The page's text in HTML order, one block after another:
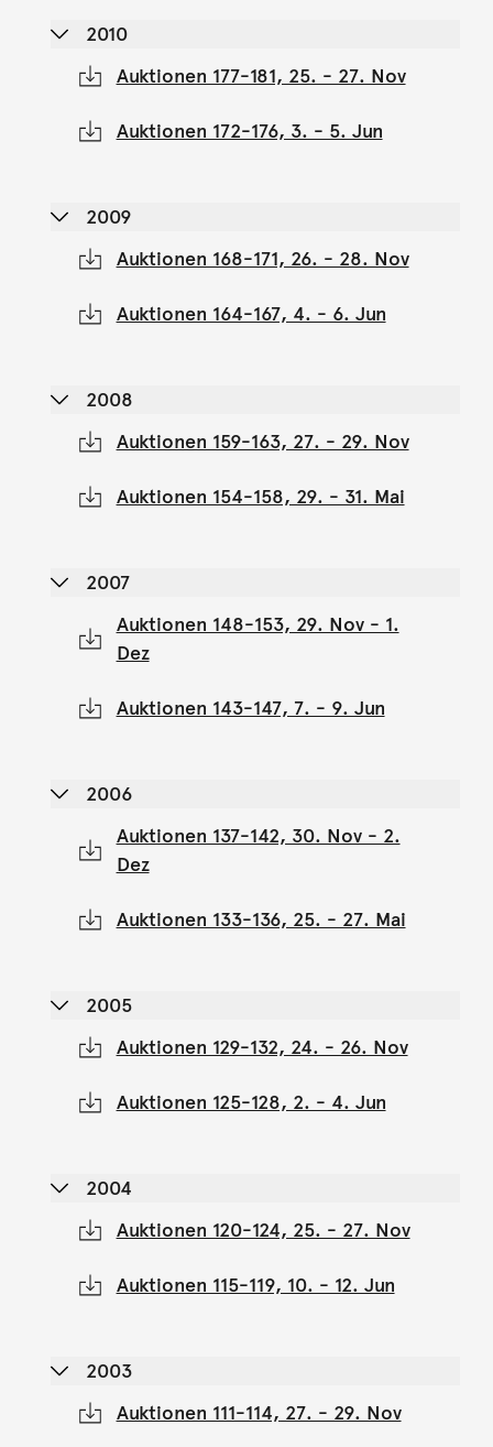
2010
Auktionen 177-181, 25. - 27. Nov
Auktionen 172-176, 3. - 5. Jun
2009
Auktionen 168-171, 26. - 28. Nov
Auktionen 164-167, 4. - 6. Jun
2008
Auktionen 159-163, 27. - 29. Nov
Auktionen 154-158, 29. - 31. Mai
2007
Auktionen 148-153, 29. Nov - 1.
Dez
Auktionen 143-147, 7. - 9. Jun
2006
Auktionen 137-142, 30. Nov - 2.
Dez
Auktionen 133-136, 25. - 27. Mai
2005
Auktionen 129-132, 24. - 26. Nov
Auktionen 125-128, 2. - 4. Jun
2004
Auktionen 120-124, 25. - 27. Nov
Auktionen 115-119, 10. - 12. Jun
2003
Auktionen 111-114, 27. - 29. Nov